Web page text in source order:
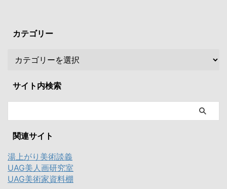
カテゴリー
サイト内検索
関連サイト
湯上がり美術談義
UAG美人画研究室
UAG美術家資料棚